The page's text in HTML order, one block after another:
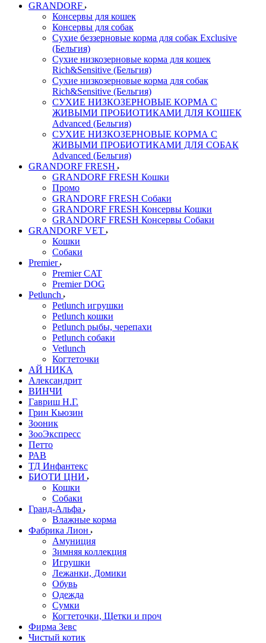
GRANDORF
Консервы для кошек
Консервы для собак
Сухие беззерновые корма для собак Exclusive
(Бельгия)
Сухие низкозерновые корма для кошек
Rich&Sensitive (Бельгия)
Сухие низкозерновые корма для собак
Rich&Sensitive (Бельгия)
СУХИЕ НИЗКОЗЕРНОВЫЕ КОРМА С
ЖИВЫМИ ПРОБИОТИКАМИ ДЛЯ КОШЕК
Advanced (Бельгия)
СУХИЕ НИЗКОЗЕРНОВЫЕ КОРМА С
ЖИВЫМИ ПРОБИОТИКАМИ ДЛЯ СОБАК
Advanced (Бельгия)
GRANDORF FRESH
GRANDORF FRESH Кошки
Промо
GRANDORF FRESH Собаки
GRANDORF FRESH Консервы Кошки
GRANDORF FRESH Консервы Собаки
GRANDORF VET
Кошки
Собаки
Premier
Premier CAT
Premier DOG
Petlunch
Petlunch игрушки
Petlunch кошки
Petlunch рыбы, черепахи
Petlunch собаки
Vetlunch
Когтеточки
АЙ НИКА
Александрит
ВИНЧИ
Гавриш Н.Г.
Грин Кьюзин
Зооник
ЗооЭкспресс
Петто
РАВ
ТД Инфантекс
БИОТИ ЦНИ
Кошки
Собаки
Гранд-Альфа
Влажные корма
Фабрика Лион
Амуниция
Зимняя коллекция
Игрушки
Лежанки, Домики
Обувь
Одежда
Сумки
Когтеточки, Щетки и проч
Фирма Зевс
Чистый котик